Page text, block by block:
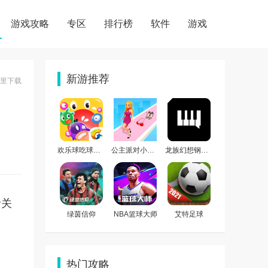
游戏攻略 专区 排行榜 软件 游戏
下载 新游推荐
欢乐球吃球手机版 公主派对小游戏 龙族幻想钢琴助手
绿茵信仰 NBA篮球大师 艾特足球
热门攻略